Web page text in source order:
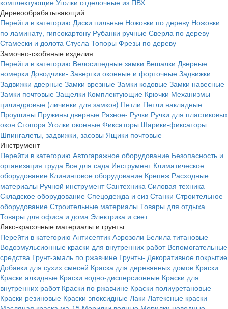
комплектующие Уголки отделочные из ПВХ
Деревообрабатывающий
Перейти в категорию Диски пильные Ножовки по дереву Ножовки
по ламинату, гипсокартону Рубанки ручные Сверла по дереву
Стамески и долота Стусла Топоры Фрезы по дереву
Замочно-скобяные изделия
Перейти в категорию Велосипедные замки Вешалки Дверные
номерки Доводчики- Завертки оконные и форточные Задвижки
Задвижки дверные Замки врезные Замки кодовые Замки навесные
Замки почтовые Защелки Комплектующие Крючки Механизмы
цилиндровые (личинки для замков) Петли Петли накладные
Проушины Пружины дверные Разное- Ручки Ручки для пластиковых
окон Стопора Уголки оконные Фиксаторы Шарики-фиксаторы
Шпингалеты, задвижки, засовы Ящики почтовые
Инструмент
Перейти в категорию Автогаражное оборудование Безопасность и
организация труда Все для сада Инструмент Климатическое
оборудование Клининговое оборудование Крепеж Расходные
материалы Ручной инструмент Сантехника Силовая техника
Складское оборудование Спецодежда и сиз Станки Строительное
оборудование Строительные материалы Товары для отдыха
Товары для офиса и дома Электрика и свет
Лако-красочные материалы и грунты
Перейти в категорию Антисептик Аэрозоли Белила титановые
Водоэмульсионные краски для внутренних работ Вспомогательные
средства Грунт-эмаль по ржавчине Грунты- Декоративное покрытие
Добавки для сухих смесей Краска для деревянных домов Краски
Краски алкидные Краски водно-дисперсионные Краски для
внутренних работ Краски по ржавчине Краски полиуретановые
Краски резиновые Краски эпоксидные Лаки Латексные краски